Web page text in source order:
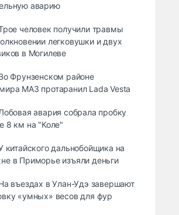
аварию
человек получили травмы
легковушки и двух
в Могилеве
Фрунзенском районе
МАЗ протаранил Lada Vesta
авария собрала пробку
8 км на "Коле"
китайского дальнобойщика на
в Приморье изъяли деньги
въeздax в Улaн-Удэ зaвepшaют
«yмныx» вecoв для фyp